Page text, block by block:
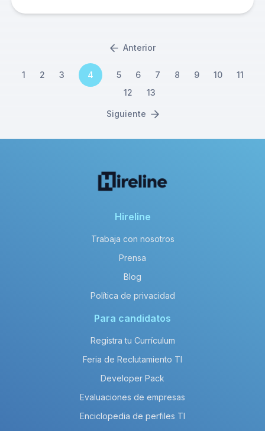
Anterior
1 2 3 4 5 6 7 8 9 10
11
12
13
Siguiente
Hireline
Trabaja con nosotros
Prensa
Blog
Política de privacidad
Para candidatos
Registra tu Currículum
Feria de Reclutamiento TI
Developer Pack
Evaluaciones de empresas
Enciclopedia de perfiles TI